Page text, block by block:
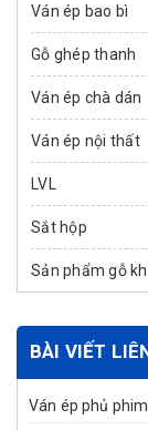
Ván ép bao bì
Gỗ ghép thanh
Ván ép chà dán
Ván ép nội thất
LVL
Sắt hộp
Sản phẩm gỗ
BÀI VIẾT
Ván ép phủ